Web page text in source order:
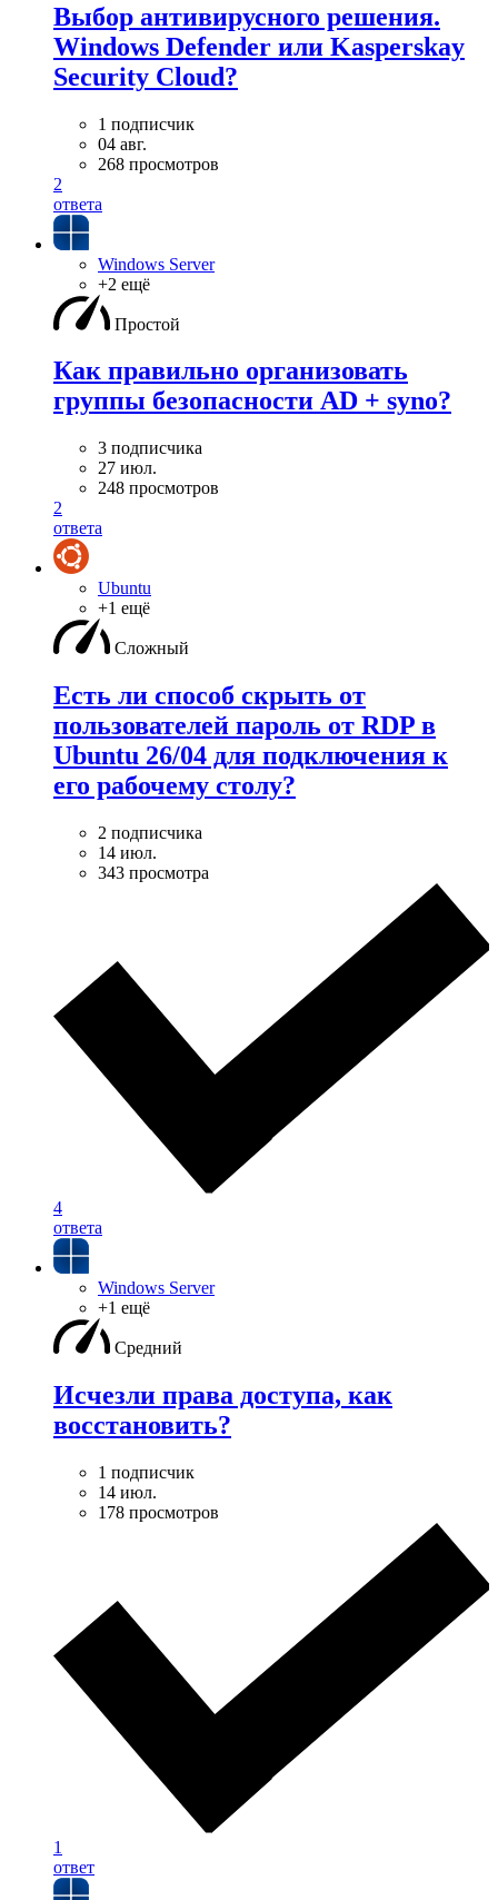
Выбор антивирусного решения.
Windows Defender или Kasperskay
Security Cloud?
1 подписчик
04 авг.
268 просмотров
2
ответа
Windows Server
+2 ещё
Простой
Как правильно организовать
группы безопасности AD + syno?
3 подписчика
27 июл.
248 просмотров
2
ответа
Ubuntu
+1 ещё
Сложный
Есть ли способ скрыть от
пользователей пароль от RDP в
Ubuntu 26/04 для подключения к
его рабочему столу?
2 подписчика
14 июл.
343 просмотра
4
ответа
Windows Server
+1 ещё
Средний
Исчезли права доступа, как
восстановить?
1 подписчик
14 июл.
178 просмотров
1
ответ